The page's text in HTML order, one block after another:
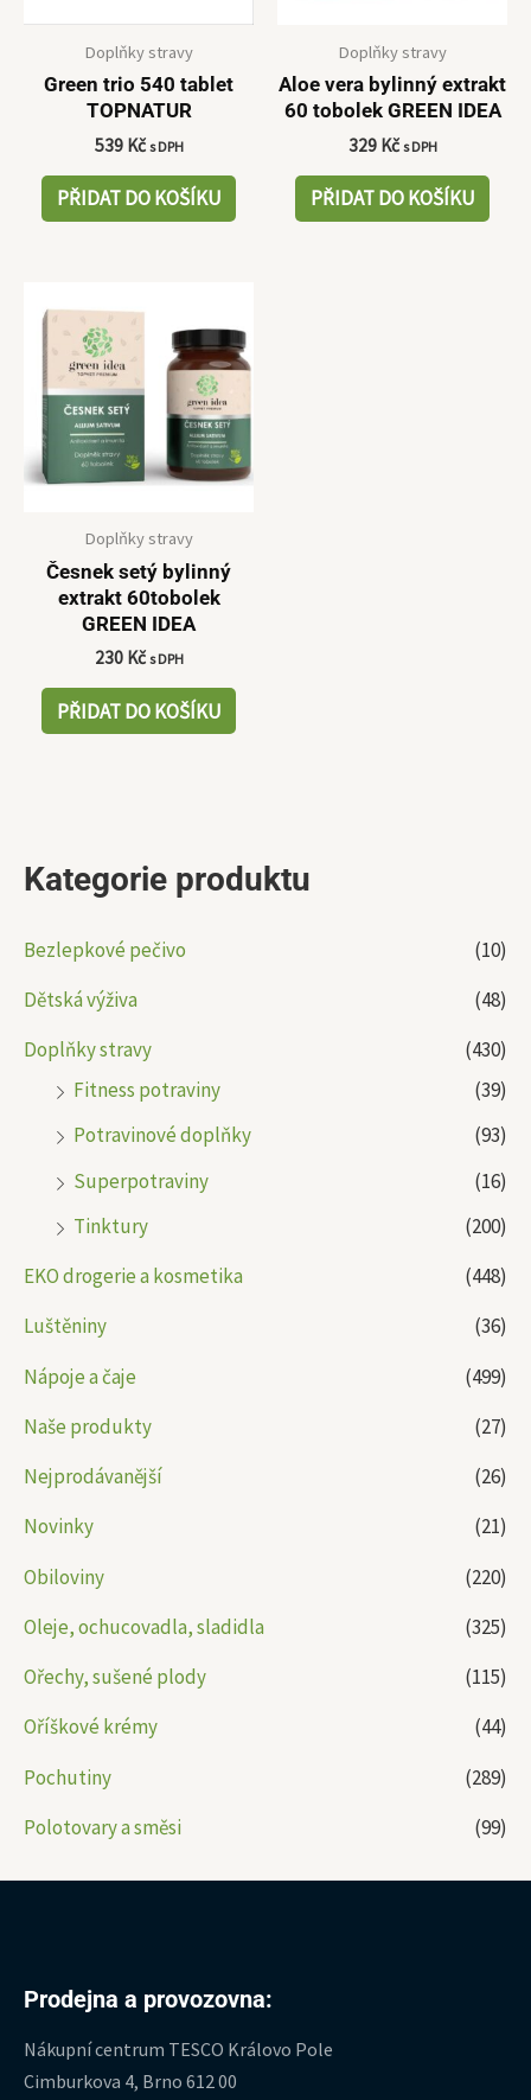
Kategorie produktu
Bezlepkové pečivo
(10)
Dětská výživa
(48)
Doplňky stravy
(430)
Fitness potraviny
(39)
Potravinové doplňky
(93)
Superpotraviny
(16)
Tinktury
(200)
EKO drogerie a kosmetika
(448)
Luštěniny
(36)
Nápoje a čaje
(499)
Naše produkty
(27)
Nejprodávanější
(26)
Novinky
(21)
Obiloviny
(220)
Oleje, ochucovadla, sladidla
(325)
Ořechy, sušené plody
(115)
Oříškové krémy
(44)
Pochutiny
(289)
Polotovary a směsi
(99)
Doplňky stravy
Green trio 540 tablet
TOPNATUR
539 Kč s DPH
PŘIDAT DO KOŠÍKU
Doplňky stravy
Aloe vera bylinný extrakt
60 tobolek GREEN IDEA
329 Kč s DPH
PŘIDAT DO KOŠÍKU
Doplňky stravy
Česnek setý bylinný
extrakt 60tobolek
GREEN IDEA
230 Kč s DPH
PŘIDAT DO KOŠÍKU
Prodejna a provozovna:
Nákupní centrum TESCO Královo Pole
Cimburkova 4, Brno 612 00